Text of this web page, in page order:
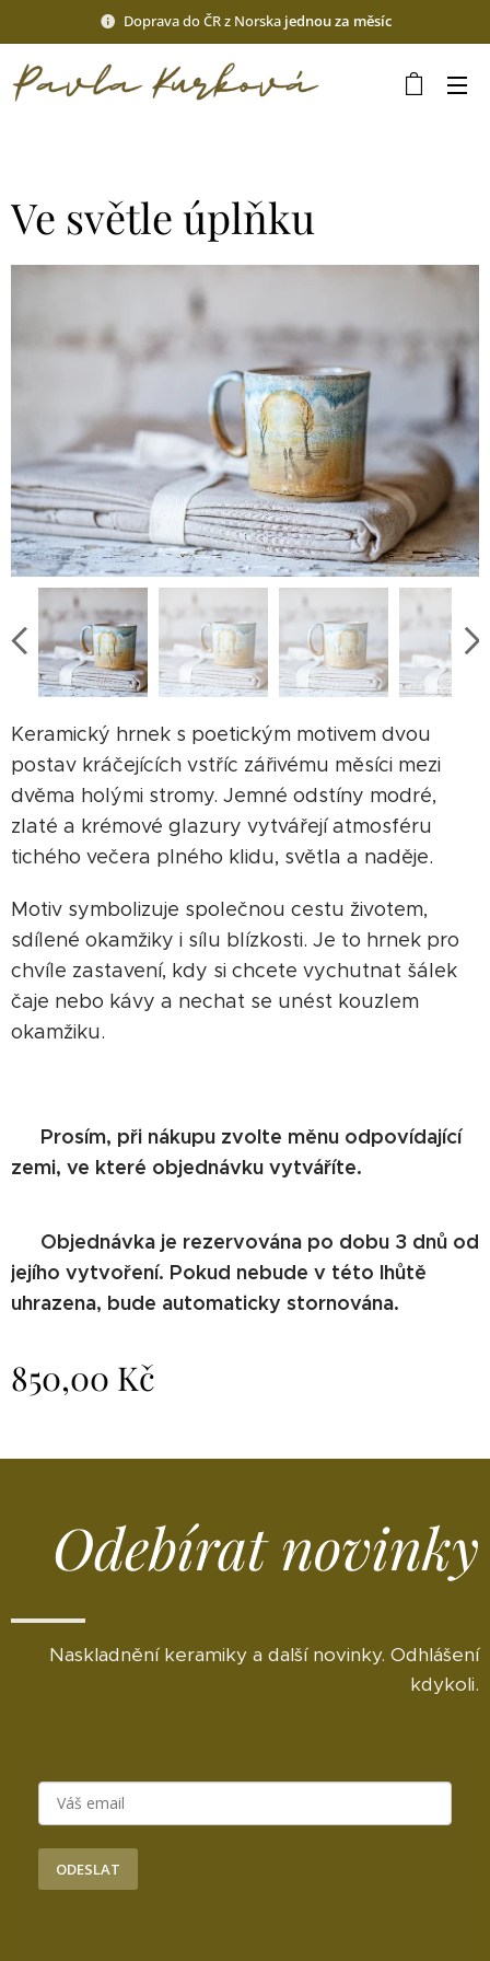
Doprava do ČR z Norska jednou za měsíc
Ve světle úplňku
Keramický hrnek s poetickým motivem dvou
postav kráčejících vstříc zářivému měsíci mezi
dvěma holými stromy. Jemné odstíny modré,
zlaté a krémové glazury vytvářejí atmosféru
tichého večera plného klidu, světla a naděje.
Motiv symbolizuje společnou cestu životem,
sdílené okamžiky i sílu blízkosti. Je to hrnek pro
chvíle zastavení, kdy si chcete vychutnat šálek
čaje nebo kávy a nechat se unést kouzlem
okamžiku.
Prosím, při nákupu zvolte měnu odpovídající
zemi, ve které objednávku vytváříte.
Objednávka je rezervována po dobu 3 dnů od
jejího vytvoření. Pokud nebude v této lhůtě
uhrazena, bude automaticky stornována.
850,00 Kč
Odebírat novinky
Naskladnění keramiky a další novinky. Odhlášení
kdykoli.
ODESLAT